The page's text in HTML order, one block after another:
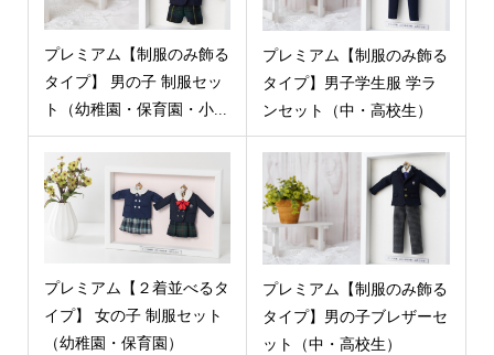
プレミアム【制服のみ飾る
タイプ】 男の子 制服セッ
ト（幼稚園・保育園・小...
プレミアム【制服のみ飾る
タイプ】男子学生服 学ラ
ンセット（中・高校生）
プレミアム【２着並べるタ
イプ】 女の子 制服セット
（幼稚園・保育園）
プレミアム【制服のみ飾る
タイプ】男の子ブレザーセ
ット（中・高校生）